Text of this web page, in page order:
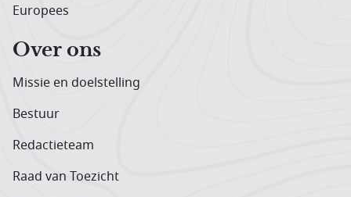
Europees
Over ons
Missie en doelstelling
Bestuur
Redactieteam
Raad van Toezicht